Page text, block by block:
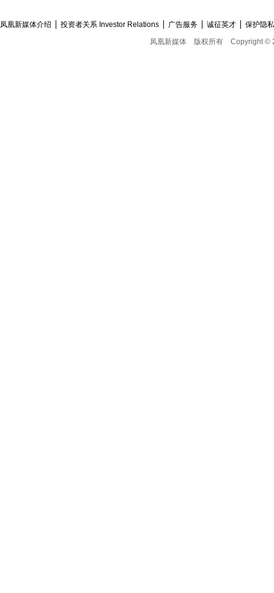
凤凰新媒体介绍 投资者关系 Investor Relations 广告服务 诚征英才
保护隐
凤凰新媒体
版权所有 Copyright ©